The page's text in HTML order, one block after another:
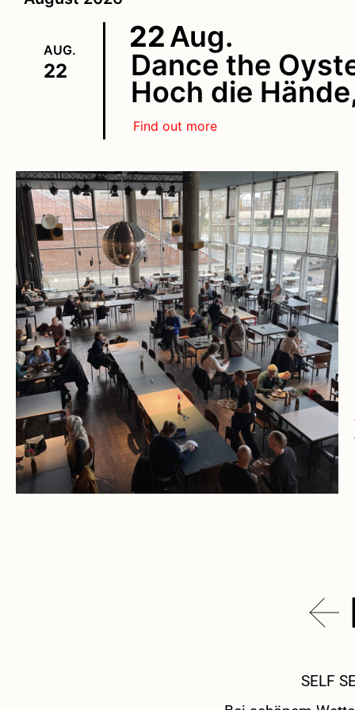
AUG.
22
22Aug.
Dance the
Hoch die
Find out more
SELF